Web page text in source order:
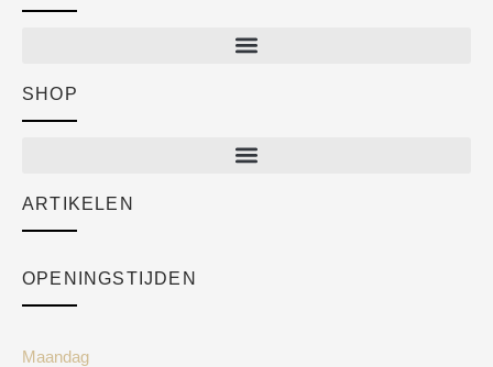
Academy
SHOP
ARTIKELEN
OPENINGSTIJDEN
Maandag